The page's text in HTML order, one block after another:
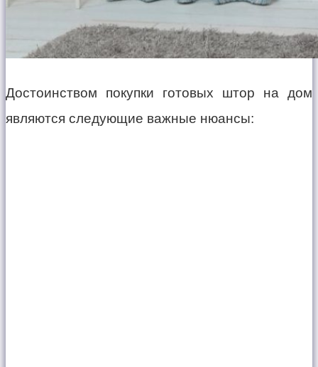
Достоинством покупки готовых штор на дом
являются следующие важные нюансы: